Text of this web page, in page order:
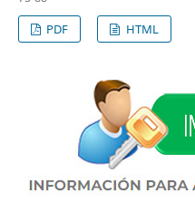
PDF
HTML